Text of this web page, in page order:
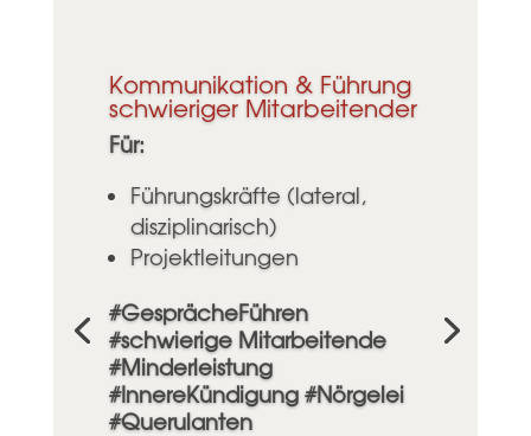
Kommunikation & Führung
schwieriger Mitarbeitender
Für:
Führungskräfte (lateral,
disziplinarisch)
Projektleitungen
#GesprächeFühren
#schwierige Mitarbeitende
#Minderleistung
#InnereKündigung #Nörgelei
#Querulanten